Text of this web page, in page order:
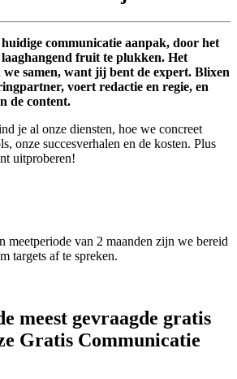
communicatie aanpak, door het
laaghangend fruit te plukken. Het
samen, want jij bent de expert. Blixen
voert redactie en regie, en
de content.
je al onze diensten, hoe we concreet
onze succesverhalen en de kosten. Plus
uitproberen!
meetperiode van 2 maanden zijn we bereid
targets af te spreken.
meest gevraagde gratis
Gratis Communicatie